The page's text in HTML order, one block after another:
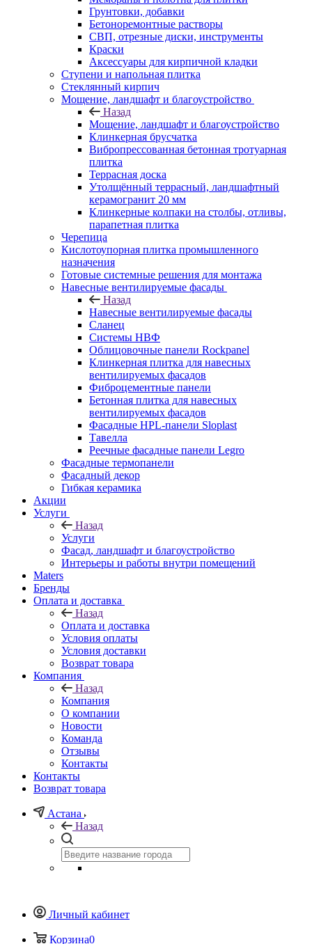
Грунтовки, добавки
Бетоноремонтные растворы
СВП, отрезные диски, инструменты
Краски
Аксессуары для кирпичной кладки
Ступени и напольная плитка
Cтеклянный кирпич
Мощение, ландшафт и благоустройство
Назад
Мощение, ландшафт и благоустройство
Клинкерная брусчатка
Вибропрессованная бетонная тротуарная
плитка
Террасная доска
Утолщённый террасный, ландшафтный
керамогранит 20 мм
Клинкерные колпаки на столбы, отливы,
парапетная плитка
Черепица
Кислотоупорная плитка промышленного
назначения
Готовые системные решения для монтажа
Навесные вентилируемые фасады
Назад
Навесные вентилируемые фасады
Сланец
Системы НВФ
Облицовочные панели Rockpanel
Клинкерная плитка для навесных
вентилируемых фасадов
Фиброцементные панели
Бетонная плитка для навесных
вентилируемых фасадов
Фасадные HPL-панели Sloplast
Тавелла
Реечные фасадные панели Legro
Фасадные термопанели
Фасадный декор
Гибкая керамика
Акции
Услуги
Назад
Услуги
Фасад, ландшафт и благоустройство
Интерьеры и работы внутри помещений
Maters
Бренды
Оплата и доставка
Назад
Оплата и доставка
Условия оплаты
Условия доставки
Возврат товара
Компания
Назад
Компания
О компании
Новости
Команда
Отзывы
Контакты
Контакты
Возврат товара
Астана
Назад
Личный кабинет
Корзина0